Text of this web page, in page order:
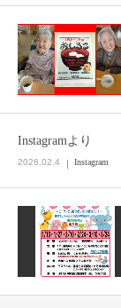
Instagramより
2026.02.4 Instagram